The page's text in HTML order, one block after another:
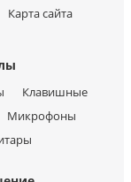
Карта сайта
Клавишные
Микрофоны